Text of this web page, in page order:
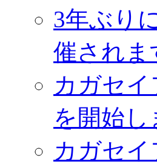
3年ぶり
催されま
カガセ
を開始し
カガセ